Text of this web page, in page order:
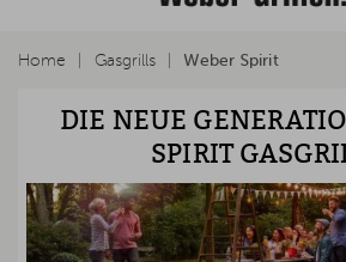
Home Gasgrills Weber Spirit
DIE NEUE
SPIRIT